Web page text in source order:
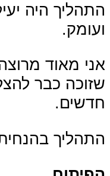
התהליך היה
ועומק.
אני מאוד
שזוכה כבר
חדשים.
התהליך